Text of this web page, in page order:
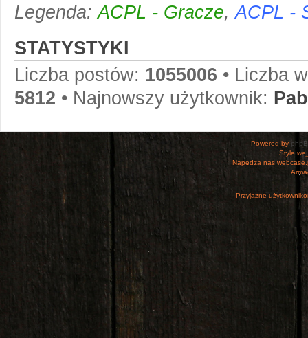
Legenda:ACPL - Gracze,ACPL -
STATYSTYKI
Liczba postów: 1055006 • Liczba
5812 • Najnowszy użytkownik:
Powered by
Style
Napędza nas
Przyjazne